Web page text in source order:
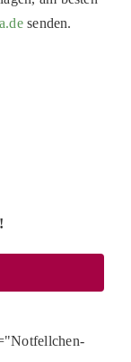
senden.